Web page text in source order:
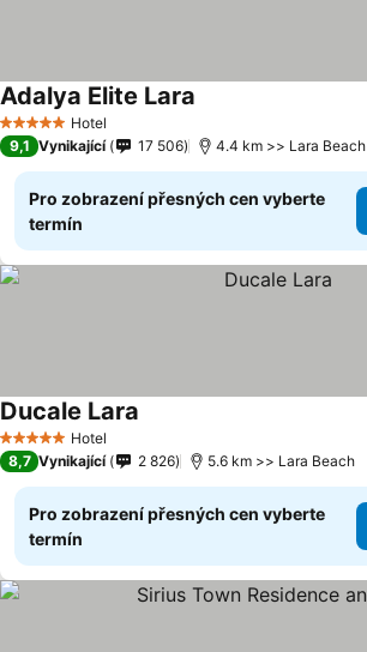
5 Počet hvězdiček
Hotel
Adalya Elite Lara
9,1 Vynikající 17 506 4.4 km >> Lara Beach
Pro zobrazení přesných cen vyberte
termín
5 Počet hvězdiček
Hotel
Ducale Lara
8,7 Vynikající 2 826 5.6 km >> Lara Beach
Pro zobrazení přesných cen vyberte
termín